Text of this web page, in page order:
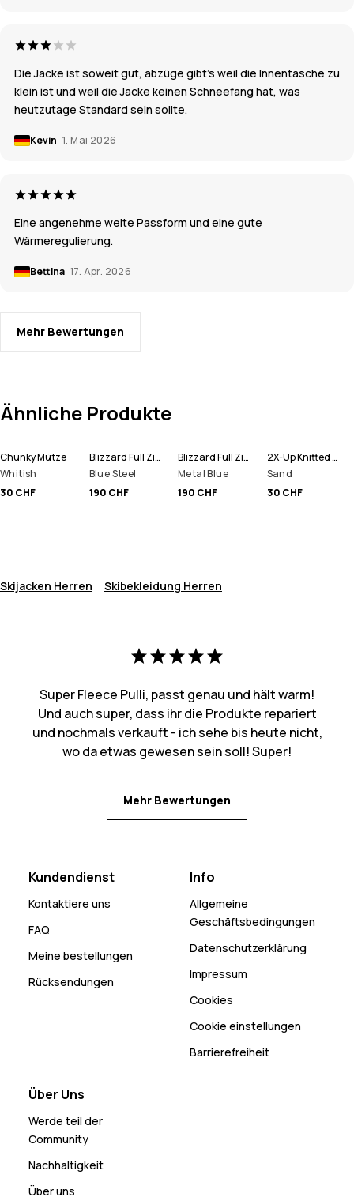
Die Jacke ist soweit gut, abzüge gibt's weil die Innentasche zu
klein ist und weil die Jacke keinen Schneefang hat, was
heutzutage Standard sein sollte.
Kevin 1. Mai 2026
Eine angenehme weite Passform und eine gute
Wärmeregulierung.
Bettina 17. Apr. 2026
Mehr Bewertungen
Ähnliche Produkte
Chunky Mütze
Whitish
30 CHF
Blizzard Full Zip Snowboardjacke Herren
Blue Steel
190 CHF
Blizzard Full Zip Skijacke Herren
Metal Blue
190 CHF
2X-Up Knitted Schlauchtuch
Sand
30 CHF
Skijacken Herren Skibekleidung Herren
Super Fleece Pulli, passt genau und hält warm!
Und auch super, dass ihr die Produkte repariert
und nochmals verkauft - ich sehe bis heute nicht,
wo da etwas gewesen sein soll! Super!
Mehr Bewertungen
Kundendienst
Kontaktiere uns
FAQ
Meine bestellungen
Rücksendungen
Info
Allgemeine
Geschäftsbedingungen
Datenschutzerklärung
Impressum
Cookies
Cookie einstellungen
Barrierefreiheit
Über Uns
Werde teil der
Community
Nachhaltigkeit
Über uns